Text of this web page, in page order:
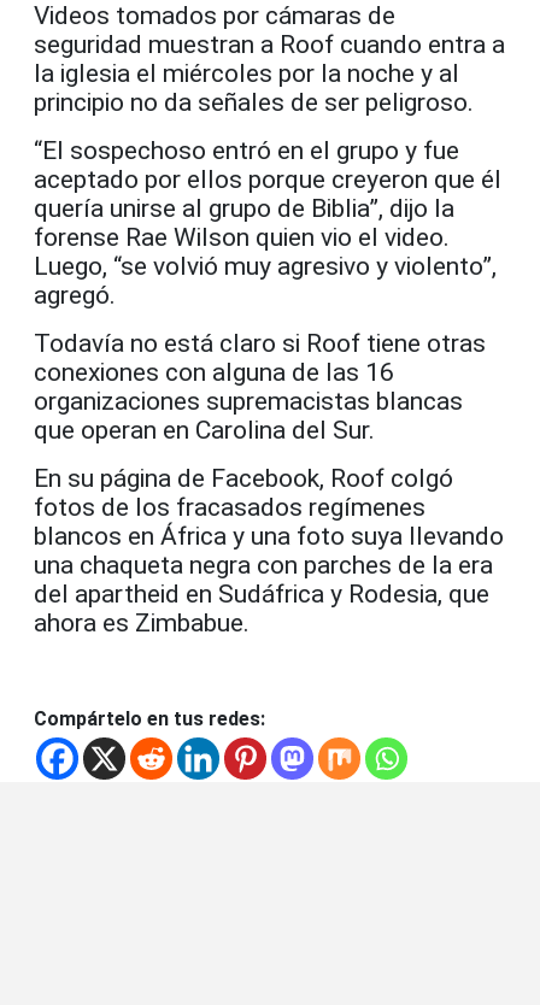
Videos tomados por cámaras de
seguridad muestran a Roof cuando entra a
la iglesia el miércoles por la noche y al
principio no da señales de ser peligroso.
“El sospechoso entró en el grupo y fue
aceptado por ellos porque creyeron que él
quería unirse al grupo de Biblia”, dijo la
forense Rae Wilson quien vio el video.
Luego, “se volvió muy agresivo y violento”,
agregó.
Todavía no está claro si Roof tiene otras
conexiones con alguna de las 16
organizaciones supremacistas blancas
que operan en Carolina del Sur.
En su página de Facebook, Roof colgó
fotos de los fracasados regímenes
blancos en África y una foto suya llevando
una chaqueta negra con parches de la era
del apartheid en Sudáfrica y Rodesia, que
ahora es Zimbabue.
Compártelo en tus redes: